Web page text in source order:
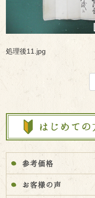
処理後11.jpg
参考価格
お客様の声